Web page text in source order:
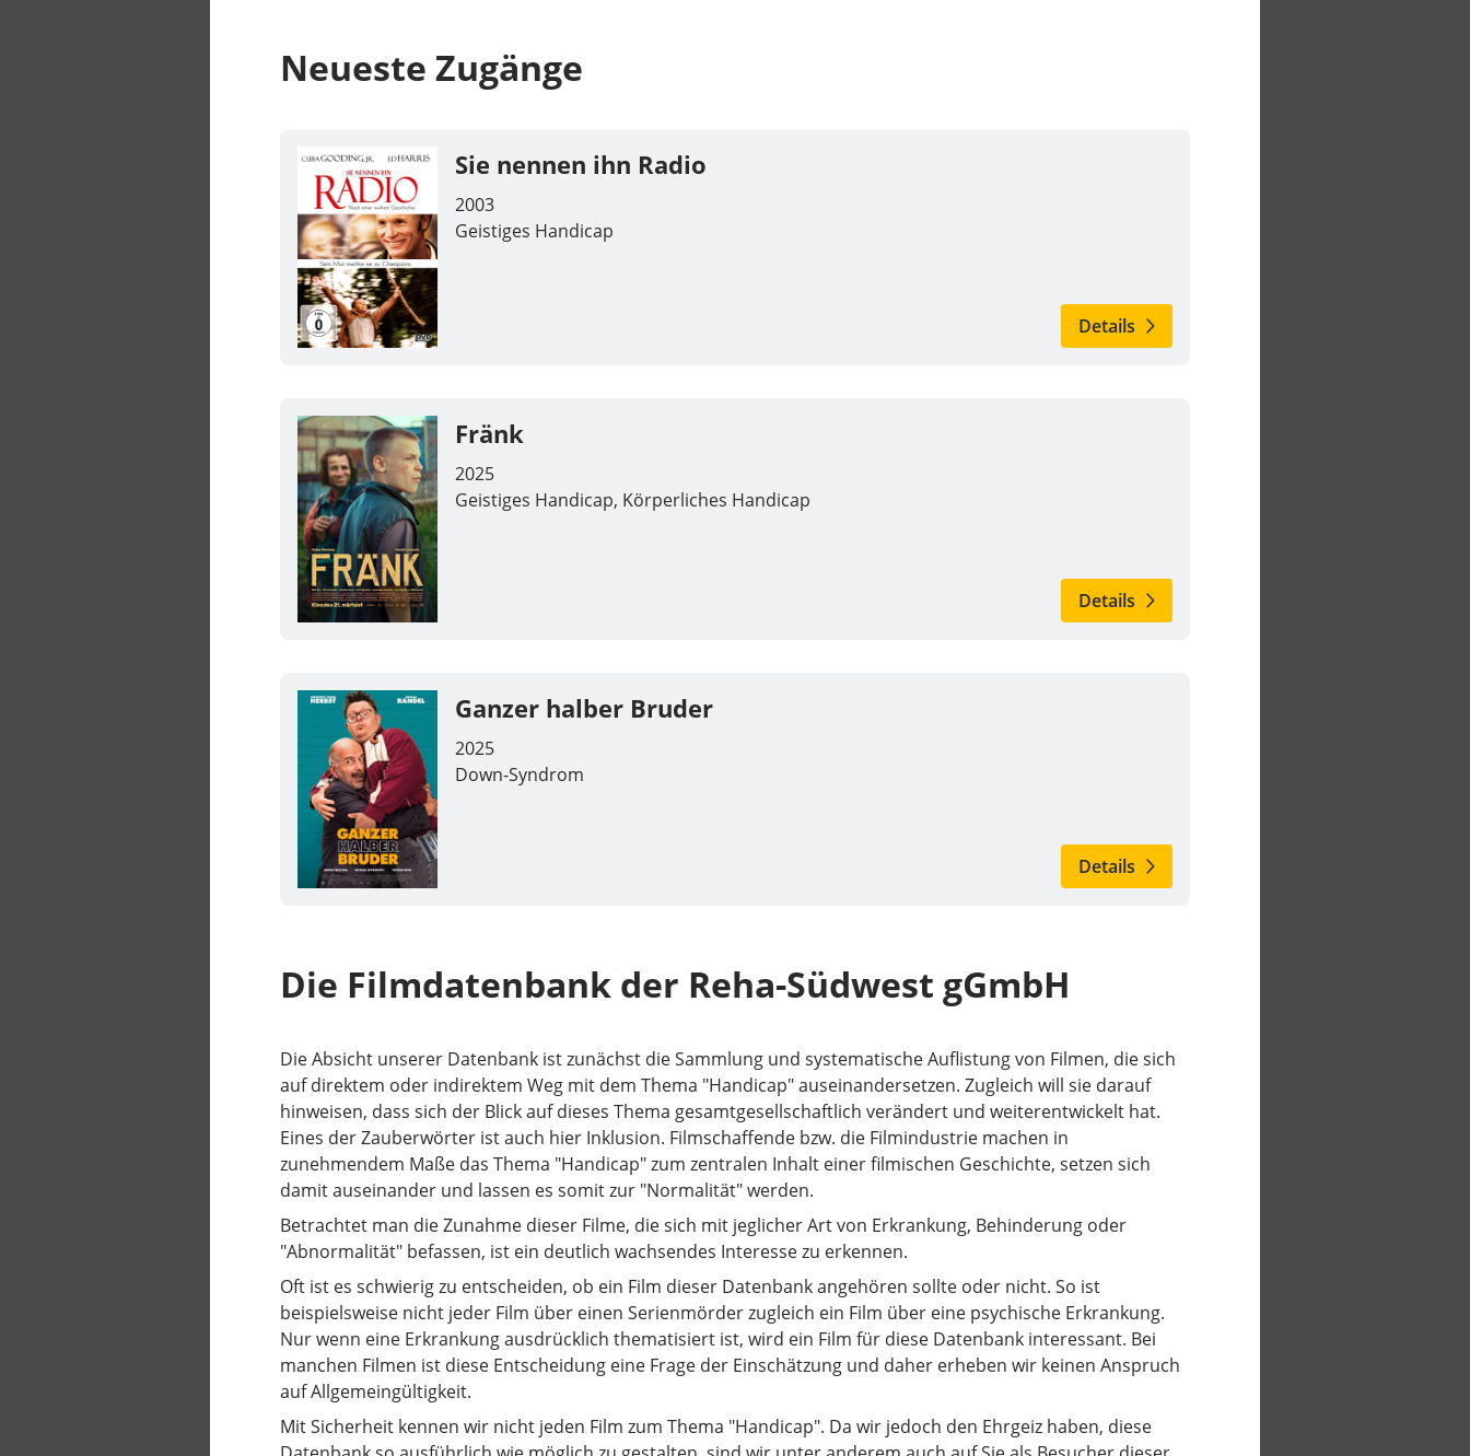
Neueste Zugänge
Sie nennen ihn Radio
2003
Geistiges Handicap
Details
Fränk
2025
Geistiges Handicap, Körperliches Handicap
Details
Ganzer halber Bruder
2025
Down-Syndrom
Details
Die Filmdatenbank der Reha-Südwest gGmbH
Die Absicht unserer Datenbank ist zunächst die Sammlung und systematische Auflistung von Filmen, die sich
auf direktem oder indirektem Weg mit dem Thema "Handicap" auseinandersetzen. Zugleich will sie darauf
hinweisen, dass sich der Blick auf dieses Thema gesamtgesellschaftlich verändert und weiterentwickelt hat.
Eines der Zauberwörter ist auch hier Inklusion. Filmschaffende bzw. die Filmindustrie machen in
zunehmendem Maße das Thema "Handicap" zum zentralen Inhalt einer filmischen Geschichte, setzen sich
damit auseinander und lassen es somit zur "Normalität" werden.
Betrachtet man die Zunahme dieser Filme, die sich mit jeglicher Art von Erkrankung, Behinderung oder
"Abnormalität" befassen, ist ein deutlich wachsendes Interesse zu erkennen.
Oft ist es schwierig zu entscheiden, ob ein Film dieser Datenbank angehören sollte oder nicht. So ist
beispielsweise nicht jeder Film über einen Serienmörder zugleich ein Film über eine psychische Erkrankung.
Nur wenn eine Erkrankung ausdrücklich thematisiert ist, wird ein Film für diese Datenbank interessant. Bei
manchen Filmen ist diese Entscheidung eine Frage der Einschätzung und daher erheben wir keinen Anspruch
auf Allgemeingültigkeit.
Mit Sicherheit kennen wir nicht jeden Film zum Thema "Handicap". Da wir jedoch den Ehrgeiz haben, diese